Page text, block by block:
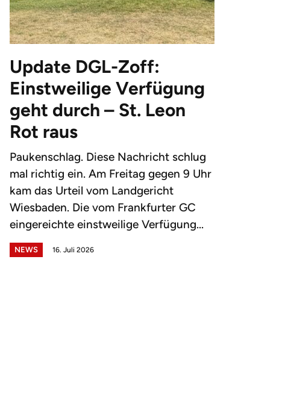
Update DGL-Zoff:
Einstweilige Verfügung
geht durch – St. Leon
Rot raus
Paukenschlag. Diese Nachricht schlug
mal richtig ein. Am Freitag gegen 9 Uhr
kam das Urteil vom Landgericht
Wiesbaden. Die vom Frankfurter GC
eingereichte einstweilige Verfügung...
NEWS 16. Juli 2026